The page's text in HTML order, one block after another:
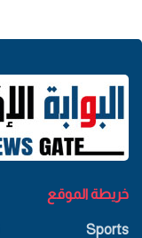
خريطة الموقع
Sports